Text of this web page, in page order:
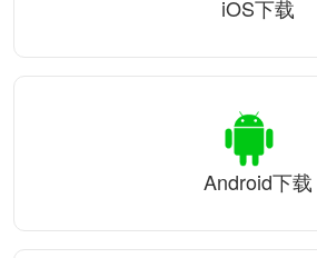
iOS下载
Android下载